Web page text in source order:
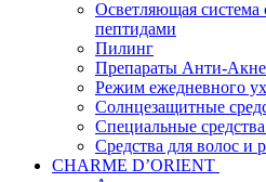
Осветляющая система
пептидами
Пилинг
Препараты Анти-Акне
Режим ежедневного
Солнцезащитные
Специальные
Средства для волос
CHARME D’ORIENT